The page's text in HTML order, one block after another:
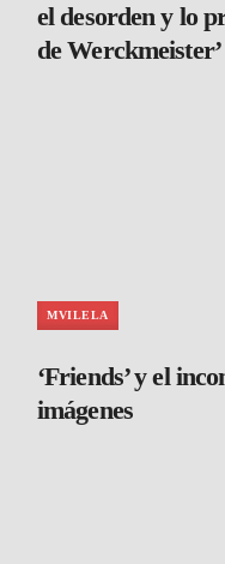
el desorden y lo
de Werckmeister’
MVILELA
‘Friends’ y el
imágenes